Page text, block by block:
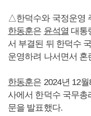
△한덕수와 국정운영
한동훈은 윤석열 대통
서 부결된 뒤 한덕수
운영하려 나서면서 혼
한동훈은 2024년 12
사에서 한덕수 국무
문을 발표했다.